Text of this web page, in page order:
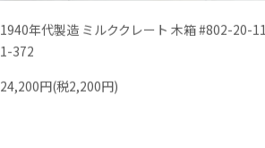
1940年代製造 ミルククレート 木箱 #802-20-11
1-372
24,200円(税2,200円)